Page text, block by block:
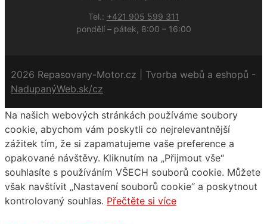
Tel.: +421 905 599 311
pondělí – pátek, 8:00 – 16:00
2026 Repasovany-Motor.cz | Tvorba webů a eshopů -
NadupanýWeb.sk/cz
Na našich webových stránkách používáme soubory
cookie, abychom vám poskytli co nejrelevantnější
zážitek tím, že si zapamatujeme vaše preference a
opakované návštěvy. Kliknutím na „Přijmout vše“
souhlasíte s používáním VŠECH souborů cookie. Můžete
však navštívit „Nastavení souborů cookie“ a poskytnout
kontrolovaný souhlas. Přečtěte si více